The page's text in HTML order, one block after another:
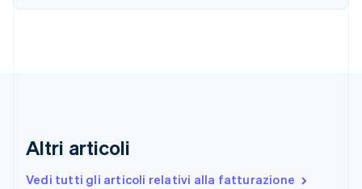
Altri articoli
Vedi tutti gli articoli relativi alla fatturazione
English
English